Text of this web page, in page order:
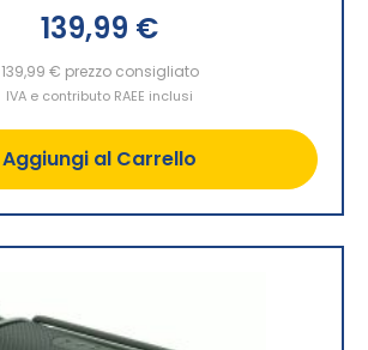
139,99 €
139,99 € prezzo consigliato
IVA e contributo RAEE inclusi
Aggiungi al Carrello